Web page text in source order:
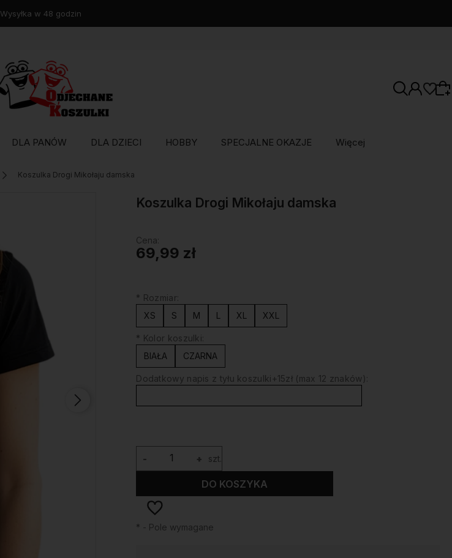
Wysyłka w 48 godzin
oferty lub zaloguj się, aby przywrócić dodane
produkty do listy z poprzedniej sesji.
DLA PANÓW DLA DZIECI HOBBY SPECJALNE OKAZJE Więcej
Koszulka Drogi Mikołaju damska
Koszulka Drogi Mikołaju damska
Cena:
69,99 zł
* Rozmiar:
XS
S M L XL XXL
* Kolor koszulki:
BIAŁA
CZARNA
Dodatkowy napis z tyłu koszulki+15zł (max 12 znaków):
+
- szt.
DO KOSZYKA
* - Pole wymagane